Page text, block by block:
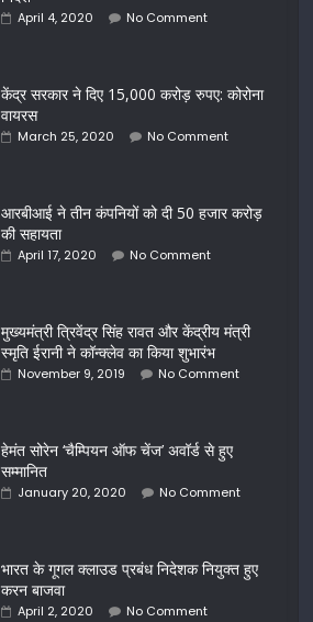
April 4, 2020 No Comment
केंद्र सरकार ने दिए 15,000 करोड़ रुपए: कोरोना
वायरस
March 25, 2020 No Comment
आरबीआई ने तीन कंपनियों को दी 50 हजार करोड़
की सहायता
April 17, 2020 No Comment
मुख्यमंत्री त्रिवेंद्र सिंह रावत और केंद्रीय मंत्री
स्मृति ईरानी ने कॉन्क्लेव का किया शुभारंभ
November 9, 2019 No Comment
हेमंत सोरेन ‘चैम्पियन ऑफ चेंज’ अवॉर्ड से हुए
सम्मानित
January 20, 2020 No Comment
भारत के गूगल क्लाउड प्रबंध निदेशक नियुक्त हुए
करन बाजवा
April 2, 2020 No Comment